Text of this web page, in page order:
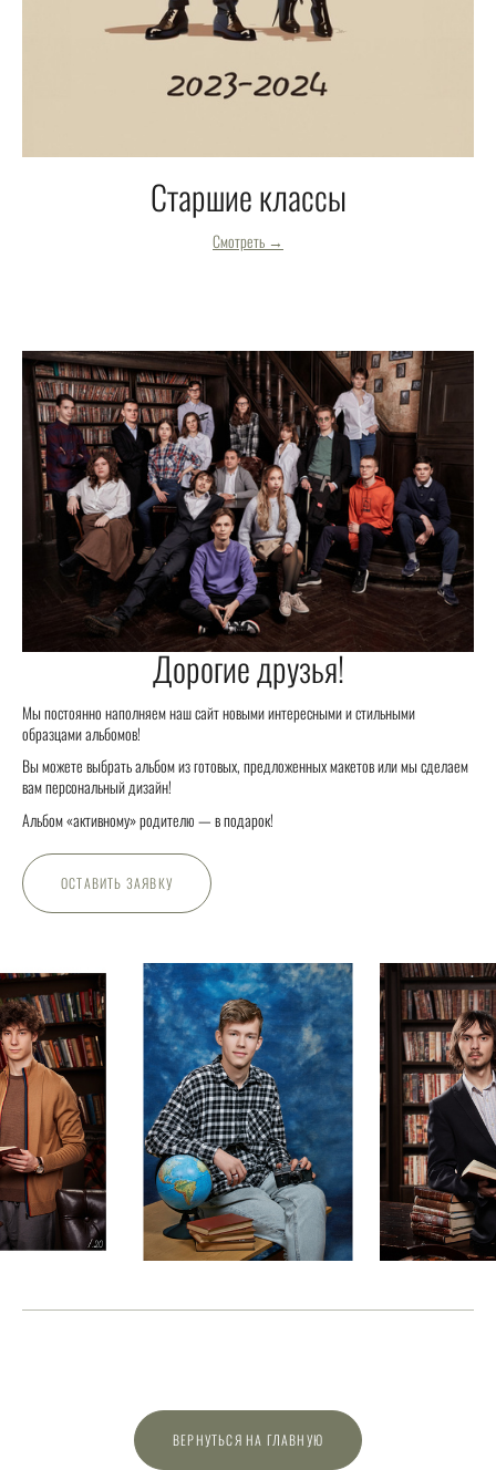
Старшие классы
Смотреть →
Дорогие друзья!
Мы постоянно наполняем наш сайт новыми интересными и стильными
образцами альбомов!
Вы можете выбрать альбом из готовых, предложенных макетов или мы сделаем
вам персональный дизайн!
Альбом «активному» родителю — в подарок!
ОСТАВИТЬ ЗАЯВКУ
ВЕРНУТЬСЯ НА ГЛАВНУЮ